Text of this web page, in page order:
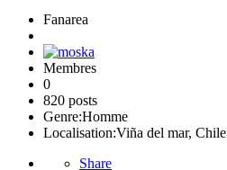
Fanarea
Membres
0
820 posts
Genre:Homme
Localisation:Viña del mar, Chile
Share